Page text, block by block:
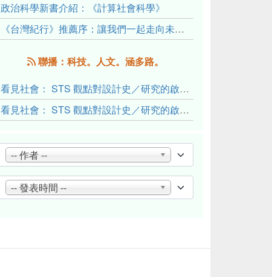
政治科學新書介紹：《計算社會科學》
《台灣紀行》推薦序：讓我們一起走向未來文明的備忘錄
聯播：科技。人文。涵多路。
看見社會： STS 觀點對設計史／研究的啟發與反思（下）
看見社會： STS 觀點對設計史／研究的啟發與反思（上）
-- 作者 --
-- 發表時間 --